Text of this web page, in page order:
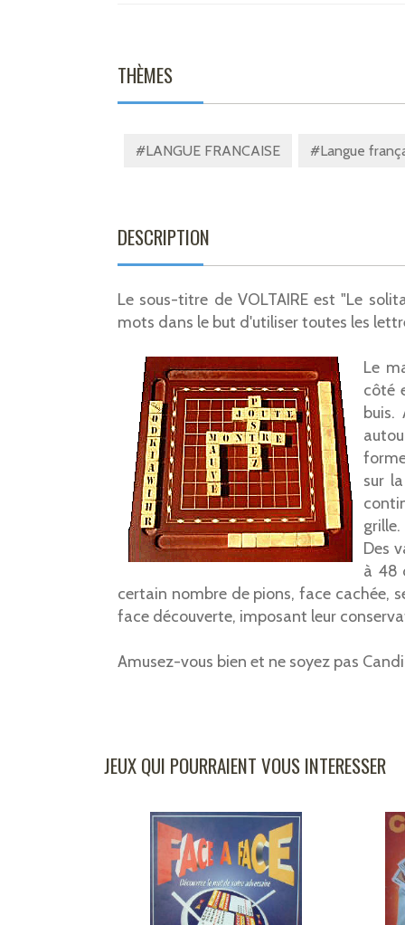
THÈMES
#LANGUE FRANCAISE #Langue
DESCRIPTION
Le sous-titre de VOLTAIRE est "Le
mots dans le but d'utiliser toutes les
Le
côté
buis.
sur
grille.
Des
à 48
certain nombre de pions, face cachée,
face découverte, imposant leur
Amusez-vous bien et ne soyez pas
JEUX QUI POURRAIENT VOUS INTERESSER